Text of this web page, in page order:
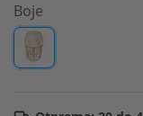
Boje